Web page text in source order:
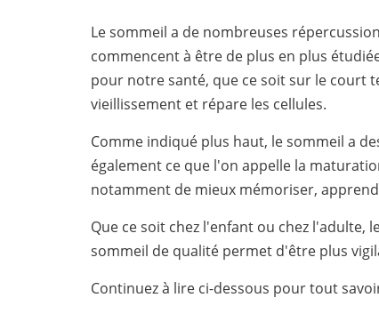
Le sommeil a de nombreuses
commencent à être de plus en plus
pour notre santé, que ce soit sur le court
vieillissement et répare les cellules.
Comme indiqué plus haut, le sommeil a
également ce que l'on appelle la
notamment de mieux mémoriser,
Que ce soit chez l'enfant ou chez
sommeil de qualité permet d'être plus
Continuez à lire ci-dessous pour tout